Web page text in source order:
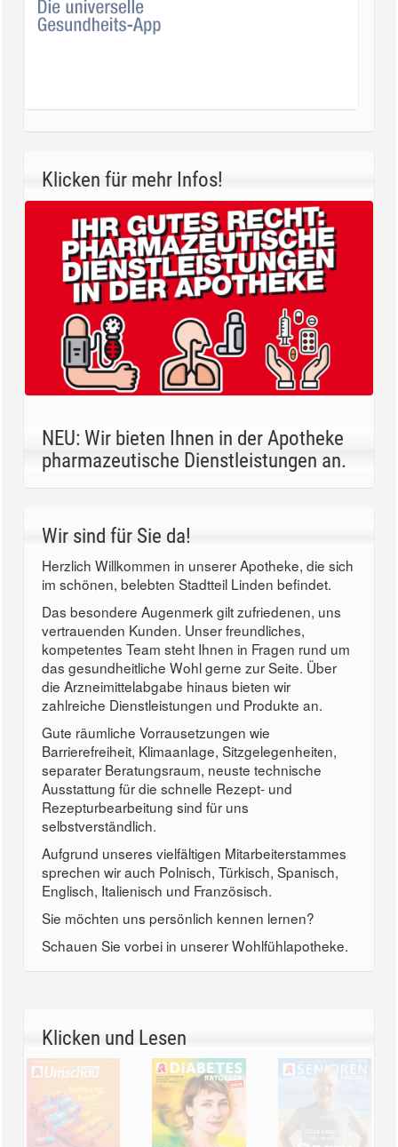
Klicken für mehr Infos!
NEU: Wir bieten Ihnen in der Apotheke
pharmazeutische Dienstleistungen an.
Wir sind für Sie da!
Herzlich Willkommen in unserer Apotheke, die sich
im schönen, belebten Stadtteil Linden befindet.
Das besondere Augenmerk gilt zufriedenen, uns
vertrauenden Kunden. Unser freundliches,
kompetentes Team steht Ihnen in Fragen rund um
das gesundheitliche Wohl gerne zur Seite. Über
die Arzneimittelabgabe hinaus bieten wir
zahlreiche Dienstleistungen und Produkte an.
Gute räumliche Vorrausetzungen wie
Barrierefreiheit, Klimaanlage, Sitzgelegenheiten,
separater Beratungsraum, neuste technische
Ausstattung für die schnelle Rezept- und
Rezepturbearbeitung sind für uns
selbstverständlich.
Aufgrund unseres vielfältigen Mitarbeiterstammes
sprechen wir auch Polnisch, Türkisch, Spanisch,
Englisch, Italienisch und Französisch.
Sie möchten uns persönlich kennen lernen?
Schauen Sie vorbei in unserer Wohlfühlapotheke.
Klicken und Lesen